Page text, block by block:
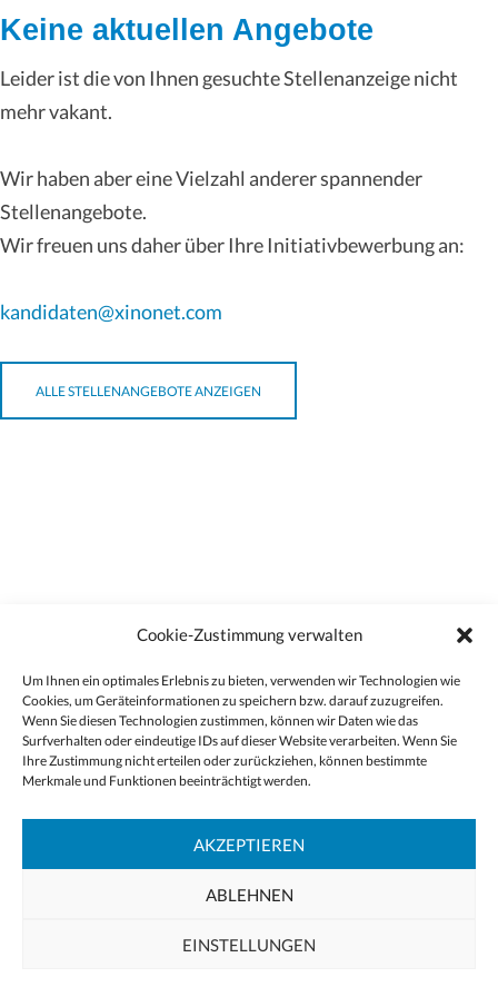
Cookie-Zustimmung verwalten
Um Ihnen ein optimales Erlebnis zu bieten, verwenden wir Technologien wie
Cookies, um Geräteinformationen zu speichern bzw. darauf zuzugreifen.
Wenn Sie diesen Technologien zustimmen, können wir Daten wie das
Surfverhalten oder eindeutige IDs auf dieser Website verarbeiten. Wenn Sie
Ihre Zustimmung nicht erteilen oder zurückziehen, können bestimmte
Merkmale und Funktionen beeinträchtigt werden.
AKZEPTIEREN
ABLEHNEN
EINSTELLUNGEN
Keine aktuellen Angebote
Leider ist die von Ihnen gesuchte Stellenanzeige nicht
mehr vakant.
Wir haben aber eine Vielzahl anderer spannender
Stellenangebote.
Wir freuen uns daher über Ihre Initiativbewerbung an:
kandidaten@xinonet.com
ALLE STELLENANGEBOTE ANZEIGEN